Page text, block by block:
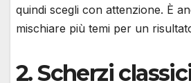
quindi scegli con attenzione. È
mischiare più temi per un
2. Scherzi